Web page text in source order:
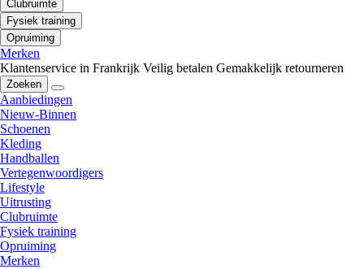
Clubruimte
Fysiek training
Opruiming
Merken
Klantenservice in Frankrijk Veilig betalen Gemakkelijk retourneren
Zoeken
Aanbiedingen
Nieuw-Binnen
Schoenen
Kleding
Handballen
Vertegenwoordigers
Lifestyle
Uitrusting
Clubruimte
Fysiek training
Opruiming
Merken